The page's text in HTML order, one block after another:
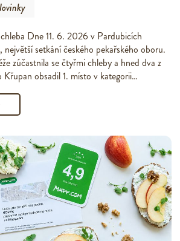
Dne 11. 6. 2026 v Pardubicích
setkání českého pekařského oboru.
zúčastnila se čtyřmi chleby a hned dva z
obsadil 1. místo v kategorii…